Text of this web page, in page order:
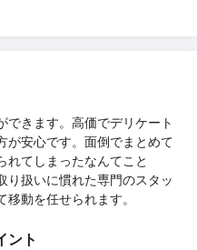
できます。高価でデリケート
が安心です。面倒でまとめて
れてしまったなんてこと
扱いに慣れた専門のスタッ
動を任せられます。
ント